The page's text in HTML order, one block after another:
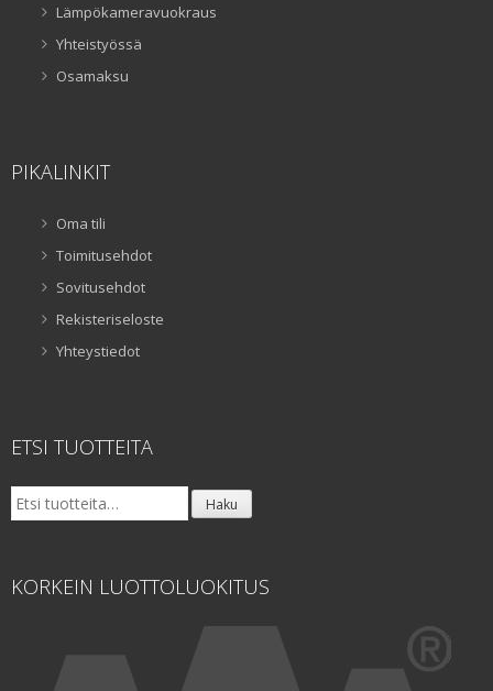
Lämpökameravuokraus
Yhteistyössä
Osamaksu
PIKALINKIT
Oma tili
Toimitusehdot
Sovitusehdot
Rekisteriseloste
Yhteystiedot
ETSI TUOTTEITA
Etsi: Haku
KORKEIN LUOTTOLUOKITUS